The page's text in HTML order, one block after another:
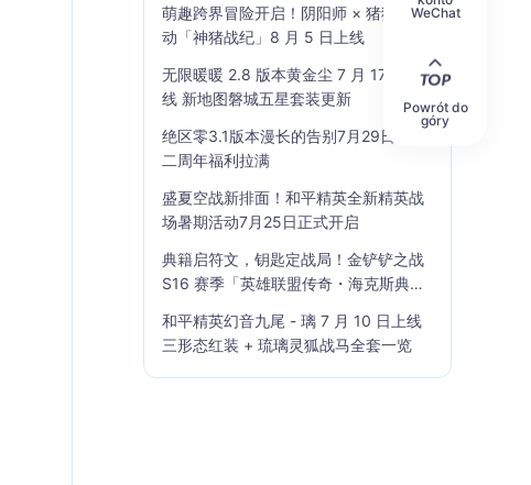
萌趣跨界冒险开启！阴阳师 × 猪猪侠联
动「神猪战纪」8 月 5 日上线
无限暖暖 2.8 版本黄金尘 7 月 17 日上
线 新地图磐城五星套装更新
绝区零3.1版本漫长的告别7月29日上线
二周年福利拉满
盛夏空战新排面！和平精英全新精英战
场暑期活动7月25日正式开启
典籍启符文，钥匙定战局！金铲铲之战
S16 赛季「英雄联盟传奇・海克斯典
和平精英幻音九尾 - 璃 7 月 10 日上线
三形态红装 + 琉璃灵狐战马全套一览
WeChat
Powrót do
góry